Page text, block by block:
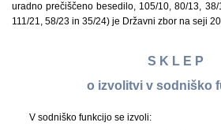
uradno prečiščeno besedilo, 105/10, 80/13,
111/21, 58/23 in 35/24) je Državni zbor na seji
S K L E P
o izvolitvi v sodniško
V sodniško funkcijo se izvoli: